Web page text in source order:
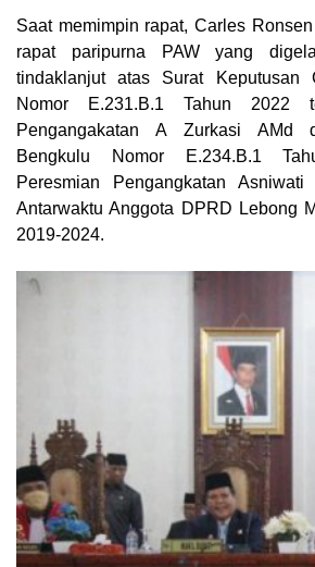
Saat memimpin rapat, Carles
rapat paripurna PAW yang
tindaklanjut atas Surat Keputusan
Nomor E.231.B.1 Tahun 2022
Pengangakatan A Zurkasi AMd
Bengkulu Nomor E.234.B.1
Peresmian Pengangkatan
Antarwaktu Anggota DPRD Lebong
2019-2024.